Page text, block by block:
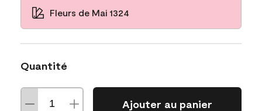
Fleurs de Mai 1324
Quantité
Ajouter au panier